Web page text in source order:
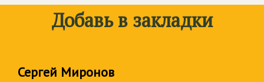
Добавь в закладки
Сергей Миронов